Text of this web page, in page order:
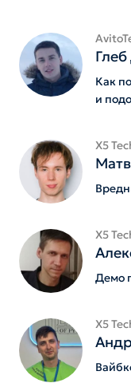
Как
и
X5
X5
Демо
X5